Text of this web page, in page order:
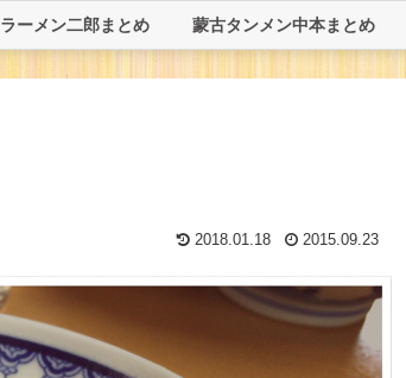
ラーメン二郎まとめ 蒙古タンメン中本まとめ
2018.01.18 2015.09.23